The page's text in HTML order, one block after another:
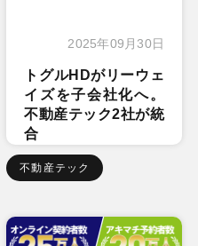
2025年09月30日
トグルHDがリーウェ
イズを子会社化へ。
不動産テック2社が統
合
不動産テック